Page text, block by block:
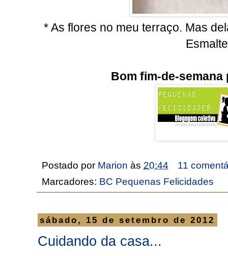
* As flores no meu terraço. Mas
Bom fim-de-
Postado por Marion às 20:44
11
Marcadores: BC Pequenas Felicidades
sábado, 15 de setembro de 2012
Cuidando da casa...